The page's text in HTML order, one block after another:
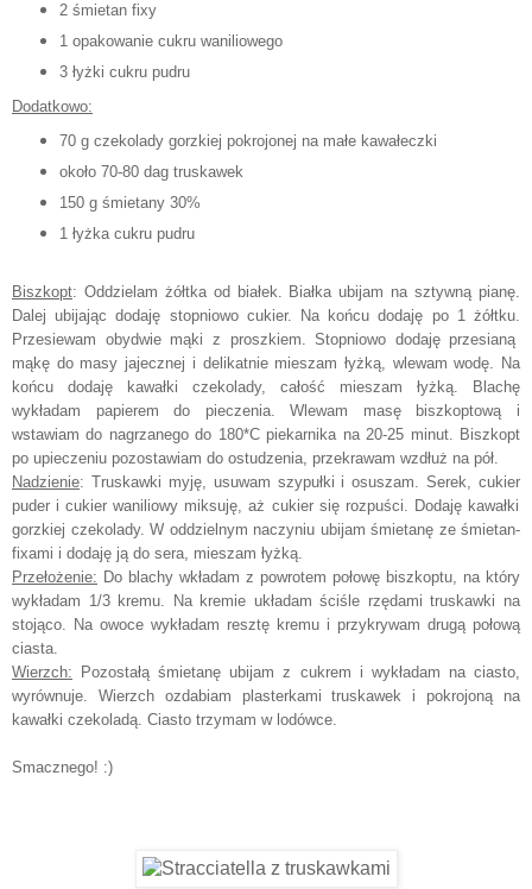
2 śmietan fixy
1 opakowanie cukru waniliowego
3 łyżki cukru pudru
Dodatkowo:
70 g czekolady gorzkiej pokrojonej na małe kawałeczki
około 70-80 dag truskawek
150 g śmietany 30%
1 łyżka cukru pudru
Biszkopt: Oddzielam żółtka od białek. Białka ubijam na sztywną pianę.
Dalej ubijając dodaję stopniowo cukier. Na końcu dodaję po 1 żółtku.
Przesiewam obydwie mąki z proszkiem . Stopniowo dodaję przesianą
mąkę do masy jajecznej i delikatnie mieszam łyżką, wlewam wodę. Na
końcu dodaję kawałki czekolady, całość mieszam łyżką. Blachę
wykładam papierem do pieczenia.
Wlewam masę biszkoptową i
wstawiam do nagrzanego do 180*C piekarnika na20-25 minut. Biszkopt
po upieczeniu pozostawiam do ostudzenia, przekrawam wzdłuż na pół.
Nadzienie: Truskawki myję, usuwam szypułki i osuszam
Serek, cukier
puder i cukier waniliowy miksuję, aż cukier się rozpuści. Dodajękawałki
gorzkiej czekolady. W oddzielnym naczyniu ubijam śmietanę ze śmietan-
fixami i dodaję ją do sera , mieszam łyżką.
Przełożenie: Do blachy wkładam z powrotem połowę biszkoptu, na który
wykładam 1/3 kremu. Na kremie układamściśle rzędami truskawki na
stojąco
Na owoce wykładam resztę kremu i przykrywam drugą połową
ciasta.
Wierzch: Pozostałą śmietanę ubijam z cukrem i wykładam na ciasto,
wyrównuje. Wierzch ozdabiam plasterkami truskawek i pokrojoną na
kawałki czekoladą. Ciasto trzymam w lodówce.
Smacznego! :)